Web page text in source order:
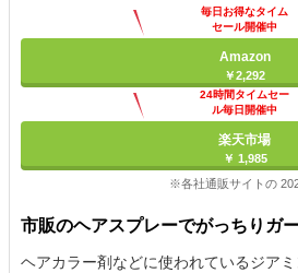
毎日お得なタイム
セール開催中
Amazon
￥2,292
24時間タイムセー
ル毎日開催中
楽天市場
￥ 1,985
※各社通販サイトの
市販のヘアスプレーでがっちりガ
ヘアカラー剤などに使われているジアミ